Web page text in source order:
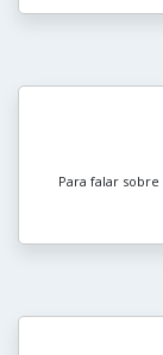
Para falar sobre